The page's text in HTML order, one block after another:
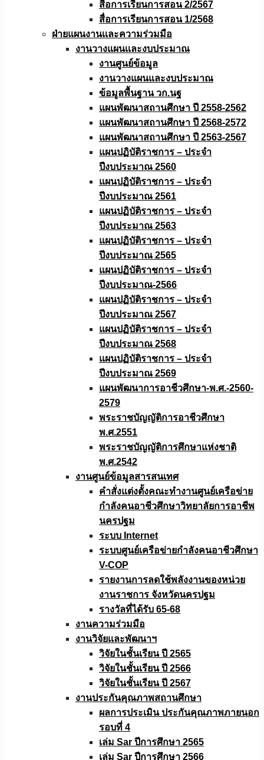
สื่อการเรียนการสอน 2/2567
สื่อการเรียนการสอน 1/2568
ฝ่ายแผนงานเเละความร่วมมือ
งานวางแผนเเละงบประมาณ
งานศูนย์ข้อมูล
งานวางแผนและงบประมาณ
ข้อมูลพื้นฐาน วก.นฐ
แผนพัฒนาสถานศึกษา ปี 2558-2562
แผนพัฒนาสถานศึกษา ปี 2568-2572
แผนพัฒนาสถานศึกษา ปี 2563-2567
แผนปฏิบัติราชการ – ประจำ
ปีงบประมาณ 2560
แผนปฏิบัติราชการ – ประจำ
ปีงบประมาณ 2561
แผนปฏิบัติราชการ – ประจำ
ปีงบประมาณ 2563
แผนปฏิบัติราชการ – ประจำ
ปีงบประมาณ 2565
แผนปฏิบัติราชการ – ประจำ
ปีงบประมาณ-2566
แผนปฏิบัติราชการ – ประจำ
ปีงบประมาณ 2567
แผนปฏิบัติราชการ – ประจำ
ปีงบประมาณ 2568
แผนปฏิบัติราชการ – ประจำ
ปีงบประมาณ 2569
แผนพัฒนาการอาชีวศึกษา-พ.ศ.-2560-
2579
พระราชบัญญัติการอาชีวศึกษา
พ.ศ.2551
พระราชบัญญัติการศึกษาแห่งชาติ
พ.ศ.2542
งานศูนย์ข้อมูลสารสนเทศ
คำสั่งแต่งตั้งคณะทำงานศูนย์เครือข่าย
กำลังคนอาชีวศึกษาวิทยาลัยการอาชีพ
นครปฐม
ระบบ Internet
ระบบศูนย์เครือข่ายกำลังคนอาชีวศึกษา
V-COP
รายงานการลดใช้พลังงานของหน่วย
งานราชการ จังหวัดนครปฐม
รางวัลที่ได้รับ 65-68
งานความร่วมมือ
งานวิจัยเเละพัฒนาฯ
วิจัยในชั้นเรียน ปี 2565
วิจัยในชั้นเรียน ปี 2566
วิจัยในชั้นเรียน ปี 2567
งานประกันคุณภาพสถานศึกษา
ผลการประเมิน ประกันคุณภาพภายนอก
รอบที่ 4
เล่ม Sar ปีการศึกษา 2565
เล่ม Sar ปีการศึกษา 2566